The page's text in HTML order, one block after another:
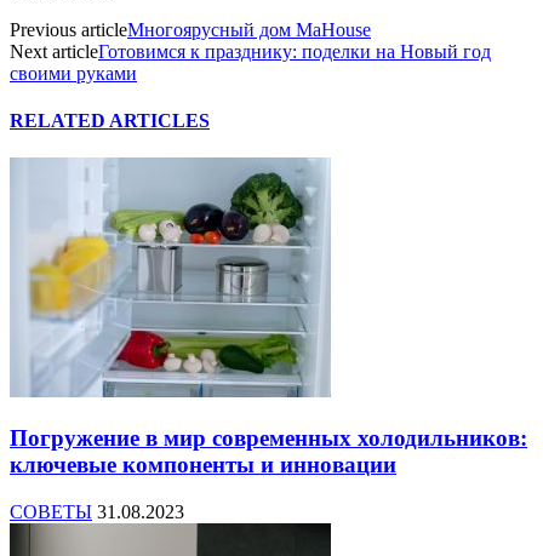
Previous articleМногоярусный дом MaHouse
Next articleГотовимся к празднику: поделки на Новый год
своими руками
RELATED ARTICLES
Погружение в мир современных холодильников:
ключевые компоненты и инновации
СОВЕТЫ 31.08.2023